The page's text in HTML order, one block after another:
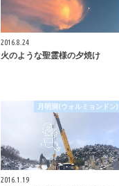
2016.8.24
火のような聖霊様の夕焼け
月明洞(ウォルミョンドン)
2016.1.19